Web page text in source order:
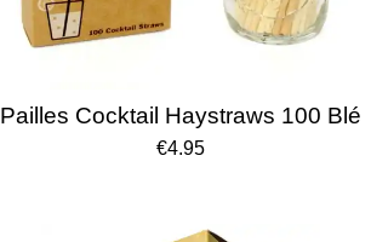
Pailles Cocktail Haystraws 100 Blé
€4.95